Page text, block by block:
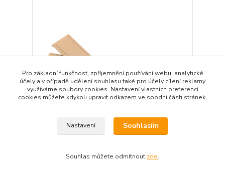
JVD Unisex béžový kožený řemínek na hodinky
Pro základní funkčnost, zpříjemnění používání webu, analytické
účely a v případě udělení souhlasu také pro účely cílení reklamy
využíváme soubory cookies. Nastavení vlastních preferencí
cookies můžete kdykoli upravit odkazem ve spodní části stránek.
Nastavení Souhlasím
Souhlas můžete odmítnout zde.